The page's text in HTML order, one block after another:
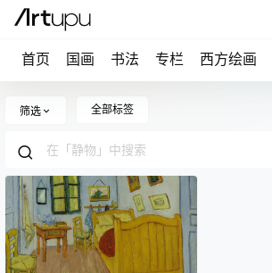
首页 国画 书法 专栏 西方绘画
筛选 全部标签